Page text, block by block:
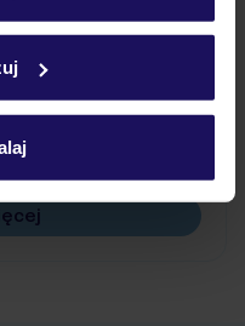
cookie znajdziesz
TUI?
karty